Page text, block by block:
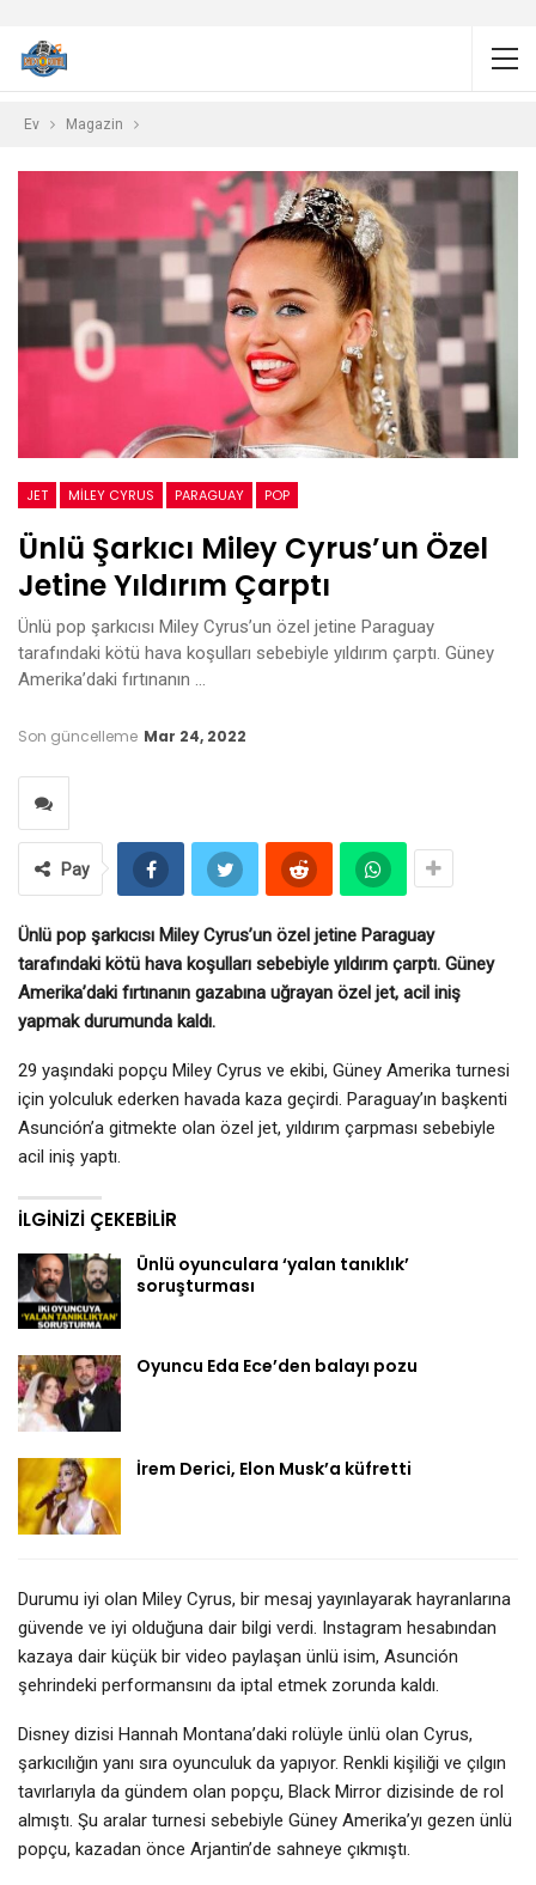
Ev Magazin
JET MILEY CYRUS PARAGUAY POP
Ünlü Şarkıcı Miley Cyrus’un Özel
Jetine Yıldırım Çarptı
Ünlü pop şarkıcısı Miley Cyrus’un özel jetine Paraguay
tarafındaki kötü hava koşulları sebebiyle yıldırım çarptı. Güney
Amerika’daki fırtınanın …
Son güncelleme Mar 24, 2022
Pay
Ünlü pop şarkıcısı Miley Cyrus’un özel jetine Paraguay
tarafındaki kötü hava koşulları sebebiyle yıldırım çarptı. Güney
Amerika’daki fırtınanın gazabına uğrayan özel jet, acil iniş
yapmak durumunda kaldı.
29 yaşındaki popçu Miley Cyrus ve ekibi, Güney Amerika turnesi
için yolculuk ederken havada kaza geçirdi. Paraguay’ın başkenti
Asunción’a gitmekte olan özel jet, yıldırım çarpması sebebiyle
acil iniş yaptı.
İLGINIZI ÇEKEBILIR
Ünlü oyunculara ‘yalan tanıklık’
soruşturması
Oyuncu Eda Ece’den balayı pozu
İrem Derici, Elon Musk’a küfretti
Durumu iyi olan Miley Cyrus, bir mesaj yayınlayarak hayranlarına
güvende ve iyi olduğuna dair bilgi verdi. Instagram hesabından
kazaya dair küçük bir video paylaşan ünlü isim, Asunción
şehrindeki performansını da iptal etmek zorunda kaldı.
Disney dizisi Hannah Montana’daki rolüyle ünlü olan Cyrus,
şarkıcılığın yanı sıra oyunculuk da yapıyor. Renkli kişiliği ve çılgın
tavırlarıyla da gündem olan popçu, Black Mirror dizisinde de rol
almıştı. Şu aralar turnesi sebebiyle Güney Amerika’yı gezen ünlü
popçu, kazadan önce Arjantin’de sahneye çıkmıştı.